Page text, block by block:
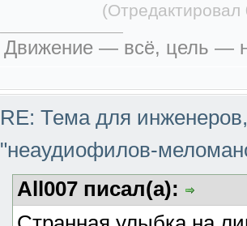
Движение — всё, цель —
RE: Тема для
"неаудиофилов-
All007 писал(а):